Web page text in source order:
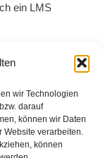
wir Technologien
darauf
können wir Daten
Website verarbeiten.
können
ein LMS
die jedes